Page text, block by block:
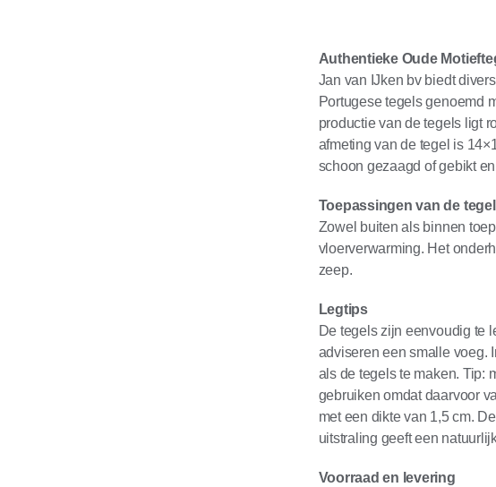
Authentieke Oude
Jan van IJken bv biedt
Portugese tegels genoemd
productie van de tegels ligt
afmeting van de tegel is
schoon gezaagd of gebikt
Toepassingen van de
Zowel buiten als binnen
vloerverwarming. Het
zeep.
Legtips
De tegels zijn eenvoudig te
adviseren een smalle voeg.
als de tegels te maken. Tip:
gebruiken omdat daarvoor
met een dikte van 1,5 cm.
uitstraling geeft een
Voorraad en levering